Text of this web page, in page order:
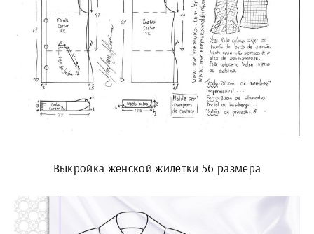
Выкройка женской жилетки 56 размера